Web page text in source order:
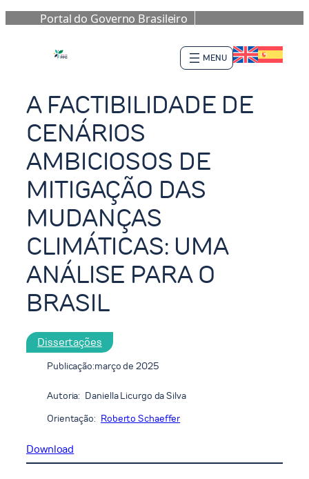
Portal do Governo Brasileiro
para
o
A FACTIBILIDADE DE
CENÁRIOS
AMBICIOSOS DE
MITIGAÇÃO DAS
MUDANÇAS
CLIMÁTICAS: UMA
ANÁLISE PARA O
BRASIL
Dissertações
Publicação:março de 2025
Autoria: Daniella Licurgo da Silva
Orientação: Roberto Schaeffer
Download